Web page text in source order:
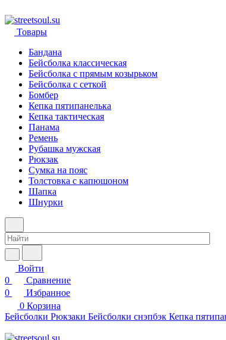
Товары
Бандана
Бейсболка классическая
Бейсболка с прямым козырьком
Бейсболка с сеткой
Бомбер
Кепка пятипанелька
Кепка тактическая
Панама
Ремень
Рубашка мужская
Рюкзак
Сумка на пояс
Толстовка с капюшоном
Шапка
Шнурки
Войти
0
Сравнение
0
Избранное
0 Корзина
Бейсболки Рюкзаки Бейсболки снэпбэк Кепка